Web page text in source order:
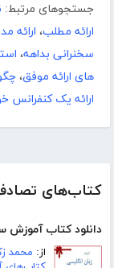
کتاب‌های
دانلود کتاب آموزش
از: محمد
جستجوهای مرتبط:
ارائه مطلب، ارائه
سخنرانی بداهه،
های ارائه موفق،
ارائه یک کنفرانس